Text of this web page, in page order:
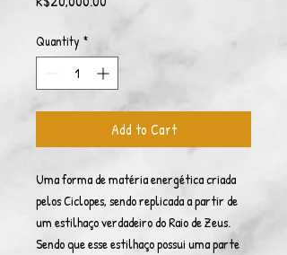
Quantity *
Add to Cart
Uma forma de matéria energética criada
pelos Ciclopes, sendo replicada a partir de
um estilhaço verdadeiro do Raio de Zeus.
Sendo que esse estilhaço possui uma parte